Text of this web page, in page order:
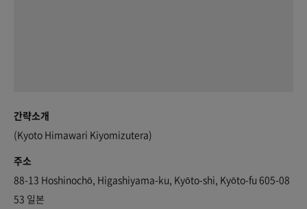
간략소개
(Kyoto Himawari Kiyomizutera)
주소
88-13 Hoshinochō, Higashiyama-ku, Kyōto-shi, Kyōto-fu 605-08
53 일본